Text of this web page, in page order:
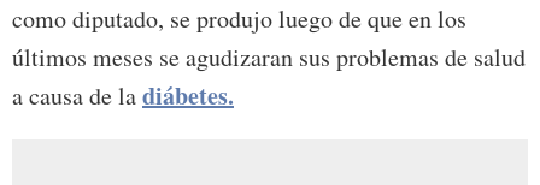
como diputado, se produjo luego de que en los
últimos meses se agudizaran sus problemas de salud
a causa de ladiábetes.